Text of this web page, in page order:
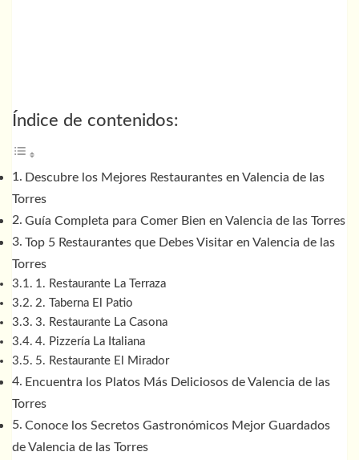
Índice de contenidos:
Descubre los Mejores Restaurantes en Valencia de las
Torres
Guía Completa para Comer Bien en Valencia de las Torres
Top 5 Restaurantes que Debes Visitar en Valencia de las
Torres
1. Restaurante La Terraza
2. Taberna El Patio
3. Restaurante La Casona
4. Pizzería La Italiana
5. Restaurante El Mirador
Encuentra los Platos Más Deliciosos de Valencia de las
Torres
Conoce los Secretos Gastronómicos Mejor Guardados
de Valencia de las Torres